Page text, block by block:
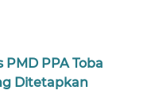
PPA Toba
Ditetapkan